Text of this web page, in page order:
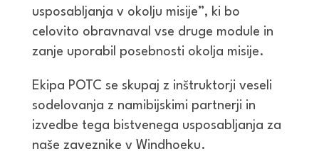
usposabljanja v okolju misije”, ki bo
celovito obravnaval vse druge module in
zanje uporabil posebnosti okolja misije.
Ekipa POTC se skupaj z inštruktorji veseli
sodelovanja z namibijskimi partnerji in
izvedbe tega bistvenega usposabljanja za
naše zaveznike v Windhoeku.